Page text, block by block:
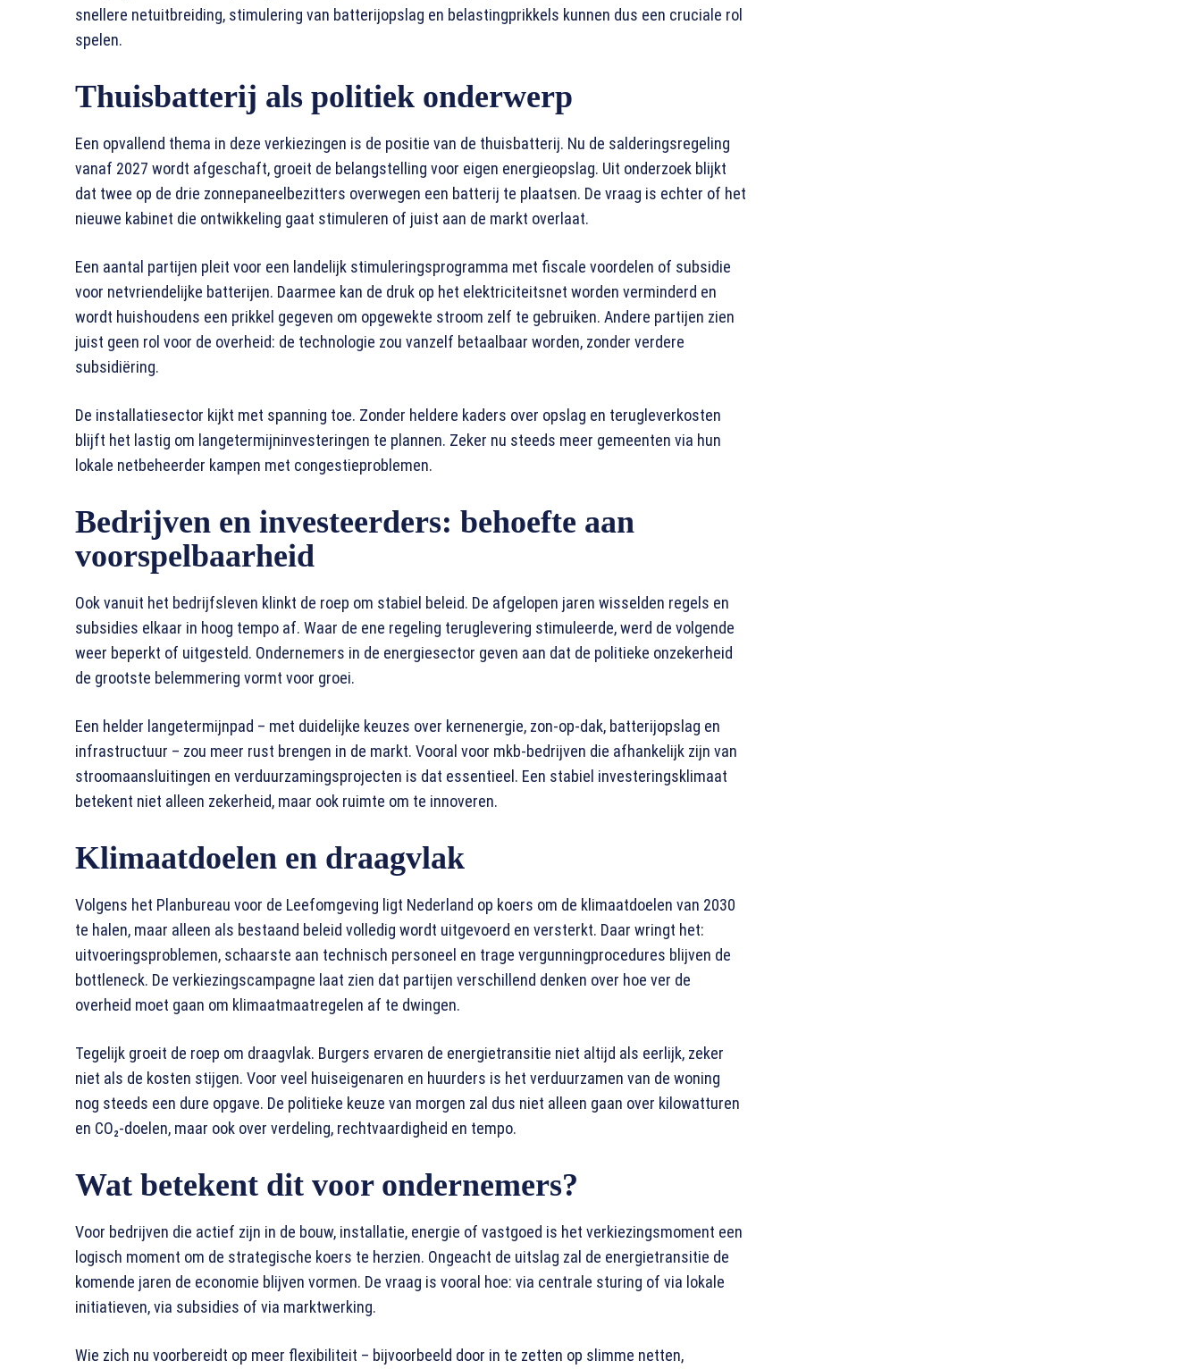
snellere netuitbreiding, stimulering van batterijopslag en belastingprikkels kunnen dus een cruciale rol
spelen.
Thuisbatterij als politiek onderwerp
Een opvallend thema in deze verkiezingen is de positie van de thuisbatterij. Nu de salderingsregeling
vanaf 2027 wordt afgeschaft, groeit de belangstelling voor eigen energieopslag. Uit onderzoek blijkt
dat twee op de drie zonnepaneelbezitters overwegen een batterij te plaatsen. De vraag is echter of het
nieuwe kabinet die ontwikkeling gaat stimuleren of juist aan de markt overlaat.
Een aantal partijen pleit voor een landelijk stimuleringsprogramma met fiscale voordelen of subsidie
voor netvriendelijke batterijen. Daarmee kan de druk op het elektriciteitsnet worden verminderd en
wordt huishoudens een prikkel gegeven om opgewekte stroom zelf te gebruiken. Andere partijen zien
juist geen rol voor de overheid: de technologie zou vanzelf betaalbaar worden, zonder verdere
subsidiëring.
De installatiesector kijkt met spanning toe. Zonder heldere kaders over opslag en terugleverkosten
blijft het lastig om langetermijninvesteringen te plannen. Zeker nu steeds meer gemeenten via hun
lokale netbeheerder kampen met congestieproblemen.
Bedrijven en investeerders: behoefte aan
voorspelbaarheid
Ook vanuit het bedrijfsleven klinkt de roep om stabiel beleid. De afgelopen jaren wisselden regels en
subsidies elkaar in hoog tempo af. Waar de ene regeling teruglevering stimuleerde, werd de volgende
weer beperkt of uitgesteld. Ondernemers in de energiesector geven aan dat de politieke onzekerheid
de grootste belemmering vormt voor groei.
Een helder langetermijnpad – met duidelijke keuzes over kernenergie, zon-op-dak, batterijopslag en
infrastructuur – zou meer rust brengen in de markt. Vooral voor mkb-bedrijven die afhankelijk zijn van
stroomaansluitingen en verduurzamingsprojecten is dat essentieel. Een stabiel investeringsklimaat
betekent niet alleen zekerheid, maar ook ruimte om te innoveren.
Klimaatdoelen en draagvlak
Volgens het Planbureau voor de Leefomgeving ligt Nederland op koers om de klimaatdoelen van 2030
te halen, maar alleen als bestaand beleid volledig wordt uitgevoerd en versterkt. Daar wringt het:
uitvoeringsproblemen, schaarste aan technisch personeel en trage vergunningprocedures blijven de
bottleneck. De verkiezingscampagne laat zien dat partijen verschillend denken over hoe ver de
overheid moet gaan om klimaatmaatregelen af te dwingen.
Tegelijk groeit de roep om draagvlak. Burgers ervaren de energietransitie niet altijd als eerlijk, zeker
niet als de kosten stijgen. Voor veel huiseigenaren en huurders is het verduurzamen van de woning
nog steeds een dure opgave. De politieke keuze van morgen zal dus niet alleen gaan over kilowatturen
en CO₂-doelen, maar ook over verdeling, rechtvaardigheid en tempo.
Wat betekent dit voor ondernemers?
Voor bedrijven die actief zijn in de bouw, installatie, energie of vastgoed is het verkiezingsmoment een
logisch moment om de strategische koers te herzien. Ongeacht de uitslag zal de energietransitie de
komende jaren de economie blijven vormen. De vraag is vooral hoe: via centrale sturing of via lokale
initiatieven, via subsidies of via marktwerking.
Wie zich nu voorbereidt op meer flexibiliteit – bijvoorbeeld door in te zetten op slimme netten,